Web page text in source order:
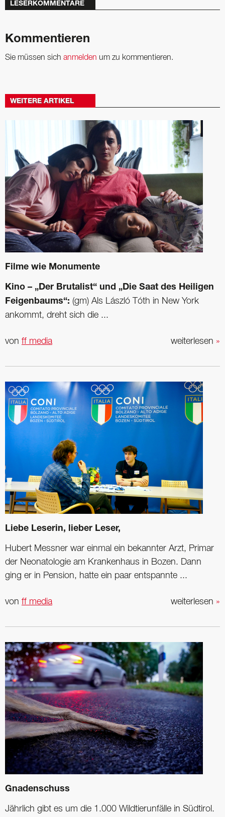
LESERKOMMENTARE
Kommentieren
Sie müssen sich anmelden um zu kommentieren.
WEITERE ARTIKEL
Filme wie Monumente
Kino – „Der Brutalist“ und „Die Saat des Heiligen
Feigenbaums“: (gm) Als László Tóth in New York
ankommt, dreht sich die ...
weiterlesen »
von ff media
Liebe Leserin, lieber Leser,
Hubert Messner war einmal ein bekannter Arzt, Primar
der Neonatologie am Krankenhaus in Bozen. Dann
ging er in Pension, hatte ein paar entspannte ...
weiterlesen »
von ff media
Gnadenschuss
Jährlich gibt es um die 1.000 Wildtierunfälle in Südtirol.